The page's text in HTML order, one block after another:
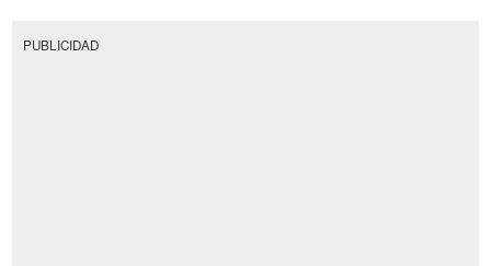
PUBLICIDAD